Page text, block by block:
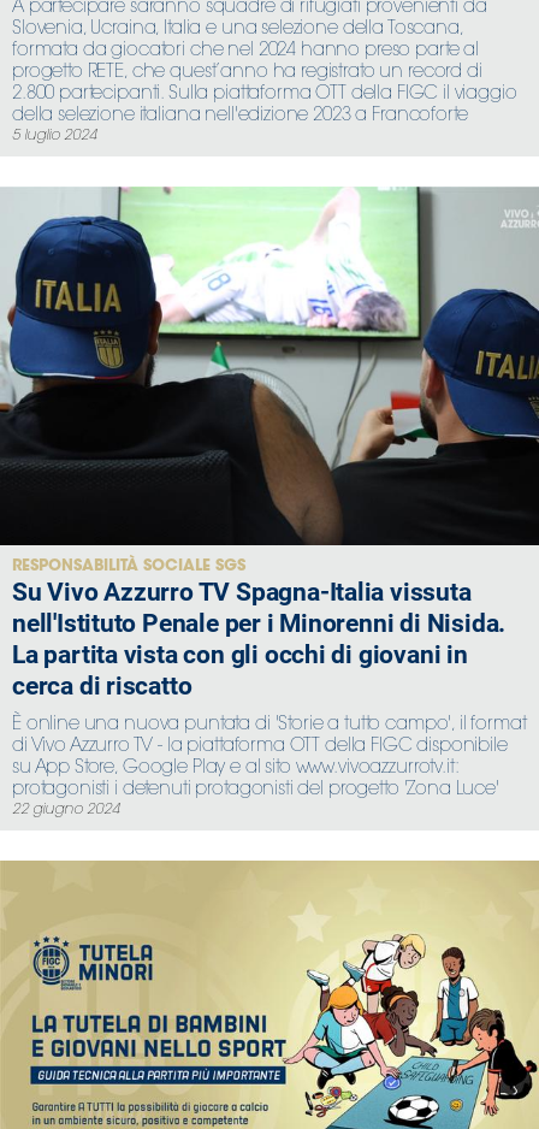
A partecipare saranno squadre di rifugiati provenienti da
Slovenia, Ucraina, Italia e una selezione della Toscana,
formata da giocatori che nel 2024 hanno preso parte al
progetto RETE, che quest’anno ha registrato un record di
2.800 partecipanti. Sulla piattaforma OTT della FIGC il viaggio
della selezione italiana nell'edizione 2023 a Francoforte
5 luglio 2024
RESPONSABILITÀ SOCIALE SGS
Su Vivo Azzurro TV Spagna-Italia vissuta
nell'Istituto Penale per i Minorenni di Nisida.
La partita vista con gli occhi di giovani in
cerca di riscatto
È online una nuova puntata di 'Storie a tutto campo', il format
di Vivo Azzurro TV - la piattaforma OTT della FIGC disponibile
su App Store, Google Play e al sito www.vivoazzurrotv.it:
protagonisti i detenuti protagonisti del progetto 'Zona Luce'
22 giugno 2024